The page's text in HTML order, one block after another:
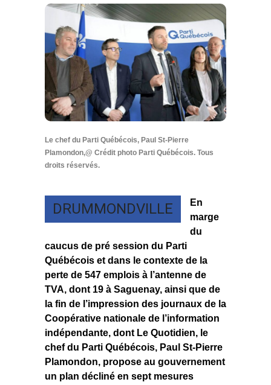
Le chef du Parti Québécois, Paul St-Pierre
Plamondon,@ Crédit photo Parti Québécois. Tous
droits réservés.
DRUMMONDVILLE
En
marge
du
caucus de pré session du Parti
Québécois et dans le contexte de la
perte de 547 emplois à l’antenne de
TVA, dont 19 à Saguenay, ainsi que de
la fin de l’impression des journaux de la
Coopérative nationale de l’information
indépendante, dont Le Quotidien, le
chef du Parti Québécois, Paul St-Pierre
Plamondon, propose au gouvernement
un plan décliné en sept mesures